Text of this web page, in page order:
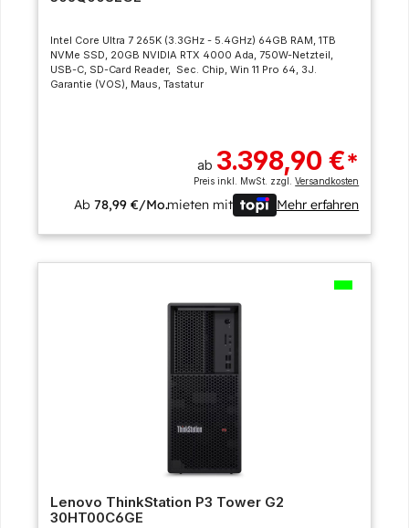
Intel Core Ultra 7 265K (3.3GHz - 5.4GHz) 64GB RAM, 1TB
NVMe SSD, 20GB NVIDIA RTX 4000 Ada, 750W-Netzteil,
USB-C, SD-Card Reader, Sec. Chip, Win 11 Pro 64, 3J.
Garantie (VOS), Maus, Tastatur
ab 3.398,90 €*
Preis inkl. MwSt. zzgl.Versandkosten
Ab78,99 €/Mo.mieten mit Mehr erfahren
Lenovo ThinkStation P3 Tower G2
30HT00C6GE